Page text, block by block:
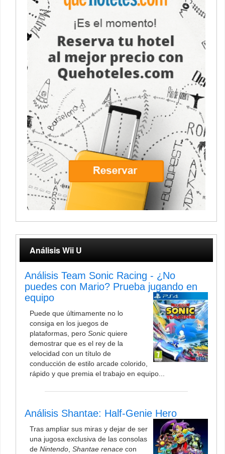
Análisis Wii U
Análisis Team Sonic Racing - ¿No
puedes con Mario? Prueba jugando en
equipo
Puede que últimamente no lo
consiga en los juegos de
plataformas, pero Sonic quiere
demostrar que es el rey de la
velocidad con un título de
conducción de estilo arcade colorido,
rápido y que premia el trabajo en equipo...
Análisis Shantae: Half-Genie Hero
Tras ampliar sus miras y dejar de ser
una jugosa exclusiva de las consolas
de Nintendo, Shantae renace con